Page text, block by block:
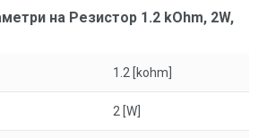
на Резистор 1.2 kOhm, 2W,
1.2 [kohm]
2 [W]